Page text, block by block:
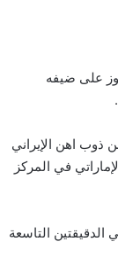
على ضيفه
ذوب اهن الإيراني
في المركز
التاسعة